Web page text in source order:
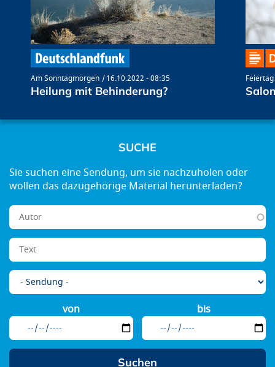
Am Sonntagmorgen 16.10.2022 - 08:35
Heilung mit Behinderung?
Feiertag
SUCHE
von bis